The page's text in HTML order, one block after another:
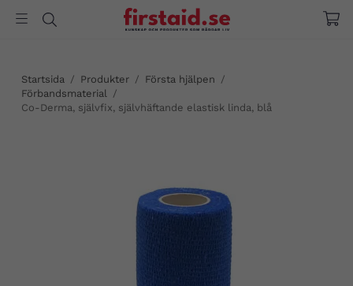
Startsida / Produkter / Första hjälpen /
Förbandsmaterial /
Co-Derma, självfix, självhäftande elastisk linda, blå